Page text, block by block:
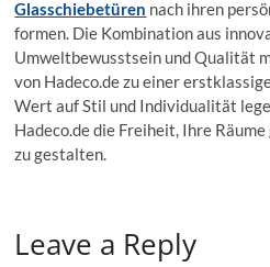
Glasschiebetüren nach ihren
formen. Die Kombination aus
Umweltbewusstsein und Qualität
von Hadeco.de zu einer
Wert auf Stil und Individualität
Hadeco.de die Freiheit, Ihre
zu gestalten.
Leave a Reply